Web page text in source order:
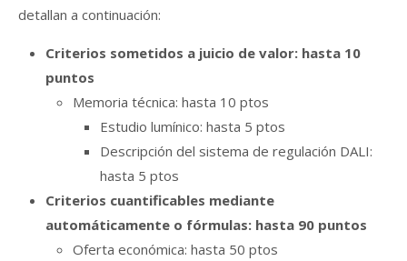
detallan a continuación:
Criterios sometidos a juicio de valor: hasta 10
puntos
Memoria técnica: hasta 10 ptos
Estudio lumínico: hasta 5 ptos
Descripción del sistema de regulación DALI:
hasta 5 ptos
Criterios cuantificables mediante
automáticamente o fórmulas: hasta 90 puntos
Oferta económica: hasta 50 ptos